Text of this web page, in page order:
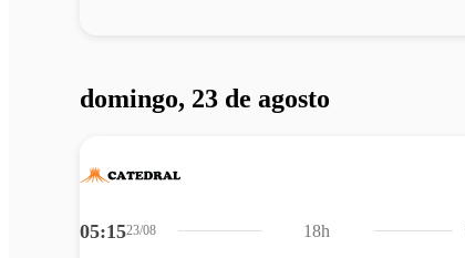
domingo, 23 de agosto
05:1523/08 18h